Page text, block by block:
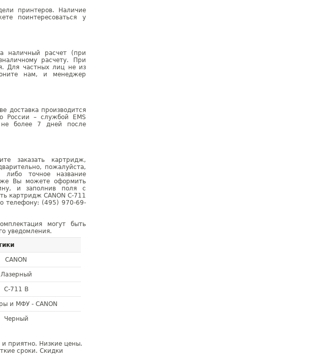
принтеров. Наличие
поинтересоваться у
наличный расчет (при
расчету. При
Для частных лиц не из
нам, и менеджер
доставка производится
России – службой EMS
более 7 дней после
заказать картридж,
пожалуйста,
либо точное название
Вы можете оформить
и заполнив поля с
картридж CANON C-711
телефону: (495) 970-69-
могут быть
уведомления.
CANON
Лазерный
C-711 B
и МФУ - CANON
Черный
и приятно. Низкие цены.
сроки. Скидки